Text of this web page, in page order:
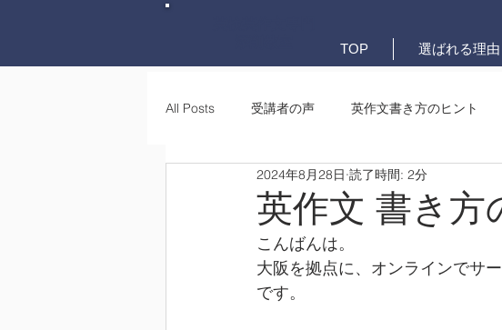
TOP 選ばれる理由
All Posts 受講者の声 英作文書き方のヒント
英作文書き方(文法) 要約・e-メール問題
英作文 書き
2024年8月28日 読了時間: 2分
こんばんは。
大阪を拠点に、オンラインでサ
です。